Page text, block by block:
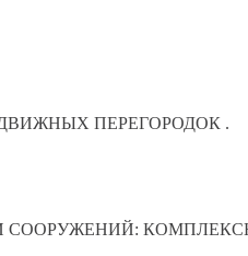
ПЕРЕГОРОДОК .
СООРУЖЕНИЙ: